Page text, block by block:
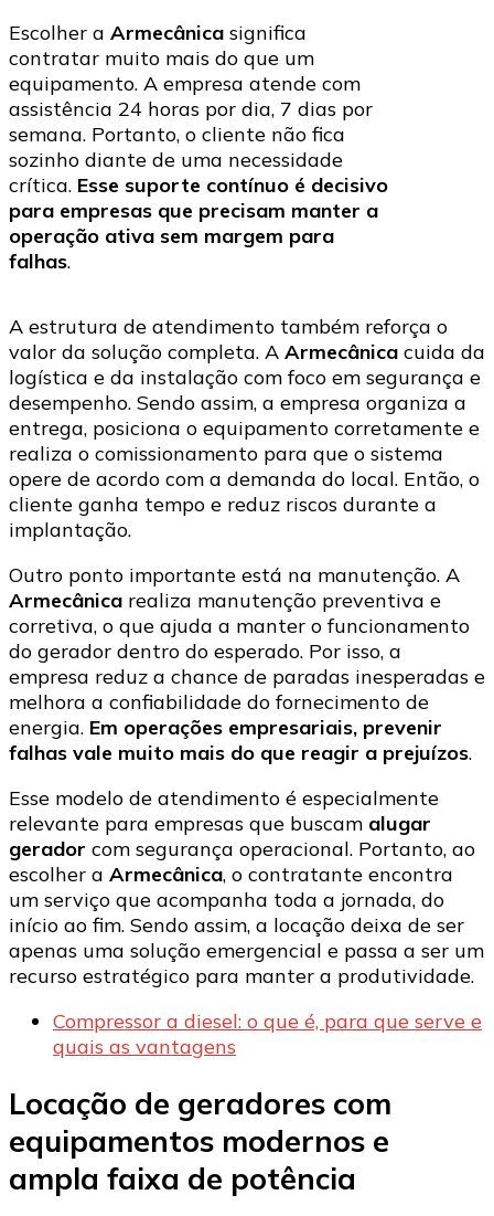
Escolher a Armecânica significa
contratar muito mais do que um
equipamento. A empresa atende com
assistência 24 horas por dia, 7 dias por
semana. Portanto, o cliente não fica
sozinho diante de uma necessidade
crítica. Esse suporte contínuo é decisivo
para empresas que precisam manter a
operação ativa sem margem para
falhas.
A estrutura de atendimento também reforça o
valor da solução completa. A Armecânica cuida da
logística e da instalação com foco em segurança e
desempenho. Sendo assim, a empresa organiza a
entrega, posiciona o equipamento corretamente e
realiza o comissionamento para que o sistema
opere de acordo com a demanda do local. Então, o
cliente ganha tempo e reduz riscos durante a
implantação.
Outro ponto importante está na manutenção. A
Armecânica realiza manutenção preventiva e
corretiva, o que ajuda a manter o funcionamento
do gerador dentro do esperado. Por isso, a
empresa reduz a chance de paradas inesperadas e
melhora a confiabilidade do fornecimento de
energia. Em operações empresariais, prevenir
falhas vale muito mais do que reagir a prejuízos.
Esse modelo de atendimento é especialmente
relevante para empresas que buscam alugar
gerador com segurança operacional. Portanto, ao
escolher a Armecânica, o contratante encontra
um serviço que acompanha toda a jornada, do
início ao fim. Sendo assim, a locação deixa de ser
apenas uma solução emergencial e passa a ser um
recurso estratégico para manter a produtividade.
Compressor a diesel: o que é, para que serve e
quais as vantagens
Locação de geradores com
equipamentos modernos e
ampla faixa de potência